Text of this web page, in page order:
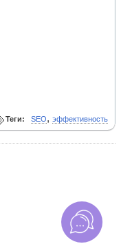
Теги: SEO, эффективность